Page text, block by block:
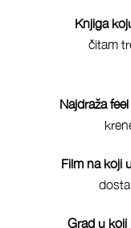
Knjiga
čitam
Najdraža
Film na koji
Grad u koji